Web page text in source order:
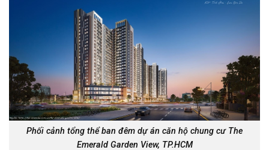
Phối cảnh tổng thể ban đêm dự án căn hộ chung cư The
Emerald Garden View, TP.HCM